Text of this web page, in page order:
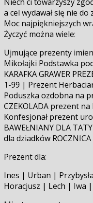
a cel wydawał się nie do
Moc najpiękniejszych
Życzyć można wiele:
Ujmujące prezenty
Mikołajki Podstawka
KARAFKA GRAWER
1-99 | Prezent
Poduszka ozdobna na
CZEKOLADA prezent
Konfesjonał prezent
BAWEŁNIANY DLA
dla dziadków
Prezent dla:
Ines | Urban |
Horacjusz | Lech | Iwa